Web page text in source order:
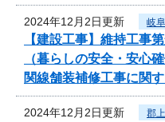
2024年12月2日更新 岐
【建設工事】維持工
（暮らしの安全・安心
関線舗装補修工事に関
2024年12月2日更新 郡